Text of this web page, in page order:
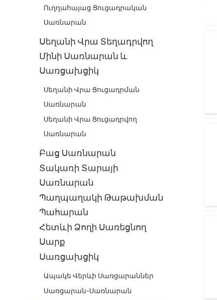
Ուղղահայաց Ցուցադրական
Սառնարան
Սեղանի Վրա Տեղադրվող
Մինի Սառնարան ԵՒ
Սառցախցիկ
Սեղանի Վրա Ցուցադրման
Սառնարան
Սեղանի Վրա Ցուցադրվող
Սառնարան
Բաց Սառնարան
Տակառի Տարայի
Սառնարան
Պաղպաղակի Թաթախման
Պահարան
Հետևի Ձողի Սառեցնող
Սարք
Սառցախցիկ
Ապակե Վերևի Սառցարաններ
Սառցարան-Սառնարան